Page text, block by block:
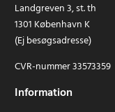
Landgreven 3, st. th
1301 København K
(Ej besøgsadresse)
CVR-nummer 33573359
Information